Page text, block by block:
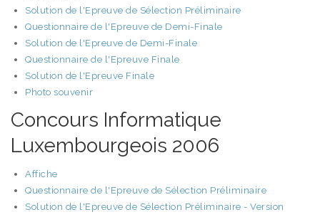
Solution de l'Epreuve de Sélection Préliminaire
Questionnaire de l'Epreuve de Demi-Finale
Solution de l'Epreuve de Demi-Finale
Questionnaire de l'Epreuve Finale
Solution de l'Epreuve Finale
Photo souvenir
Concours Informatique
Luxembourgeois 2006
Affiche
Questionnaire de l'Epreuve de Sélection Préliminaire
Solution de l'Epreuve de Sélection Préliminaire - Version